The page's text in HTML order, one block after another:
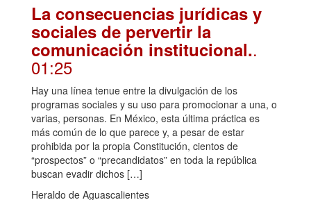
La consecuencias jurídicas y
sociales de pervertir la
comunicación institucional..
01:25
Hay una línea tenue entre la divulgación de los
programas sociales y su uso para promocionar a una, o
varias, personas. En México, esta última práctica es
más común de lo que parece y, a pesar de estar
prohibida por la propia Constitución, cientos de
“prospectos” o “precandidatos” en toda la república
buscan evadir dichos […]
Heraldo de Aguascalientes